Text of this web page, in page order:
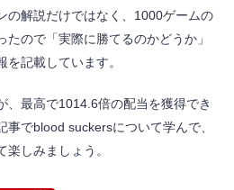
ブラッドサッカーズ）のフ
とアベレージ
ブラッドサッカーズ）のボ
ベレージ
の解説だけではなく、1000ゲームの
ので「実際に勝てるのかどうか」
記載しています。
、最高で1014.6倍の配当を獲得でき
事でblood suckersについて学んで、
しみましょう。